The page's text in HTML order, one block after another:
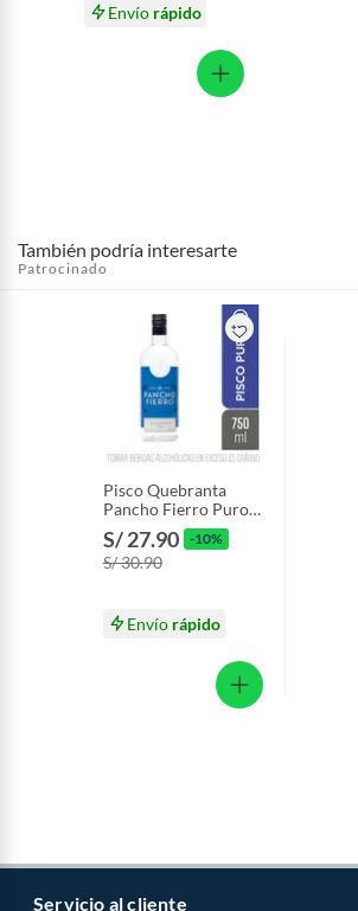
Envío rápido
También podría interesarte
Patrocinado
Pisco Quebranta
Pancho Fierro Puro
Botella 750 mL
S/ 27.90 -10%
S/ 30.90
Envío rápido
Servicio al cliente